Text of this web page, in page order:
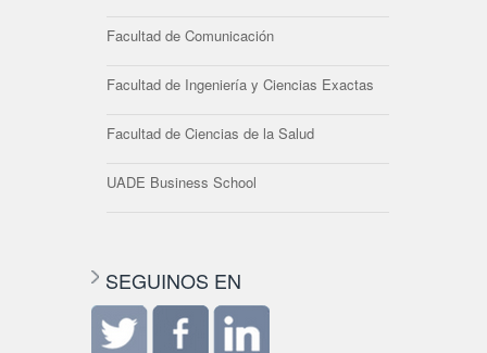
Facultad de Comunicación
Facultad de Ingeniería y Ciencias Exactas
Facultad de Ciencias de la Salud
UADE Business School
SEGUINOS EN